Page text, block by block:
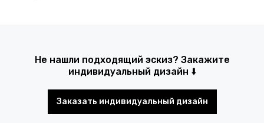
Не нашли подходящий эскиз? Закажите
индивидуальный дизайн ⬇️
Заказать индивидуальный дизайн